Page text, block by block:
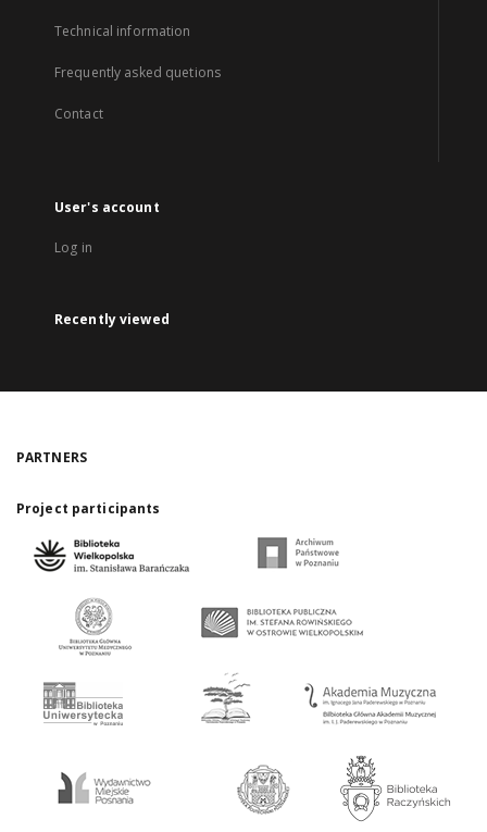
Technical information
Frequently asked quetions
Contact
User's account
Log in
Recently viewed
PARTNERS
Project participants